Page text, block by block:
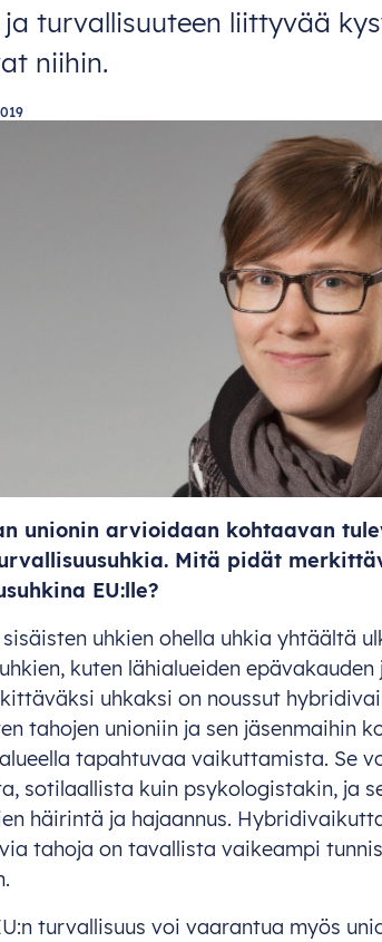
turvallisuuteen liittyvää
niihin.
unionin arvioidaan kohtaavan
Mitä pidät
EU:lle?
uhkien ohella uhkia yhtäältä
kuten lähialueiden
uhkaksi on noussut
tahojen unioniin ja sen jäsenmaihin
tapahtuvaa vaikuttamista. Se
sotilaallista kuin psykologistakin, ja
häirintä ja hajaannus.
tahoja on tavallista vaikeampi
turvallisuus voi vaarantua myös